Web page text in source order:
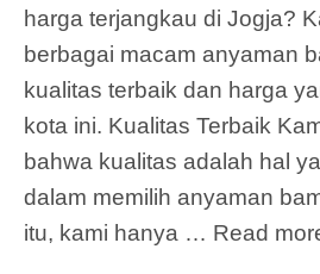
harga terjangkau di Jogja?
berbagai macam anyaman
kualitas terbaik dan harga
kota ini. Kualitas Terbaik
bahwa kualitas adalah hal
dalam memilih anyaman
itu, kami hanya … Read